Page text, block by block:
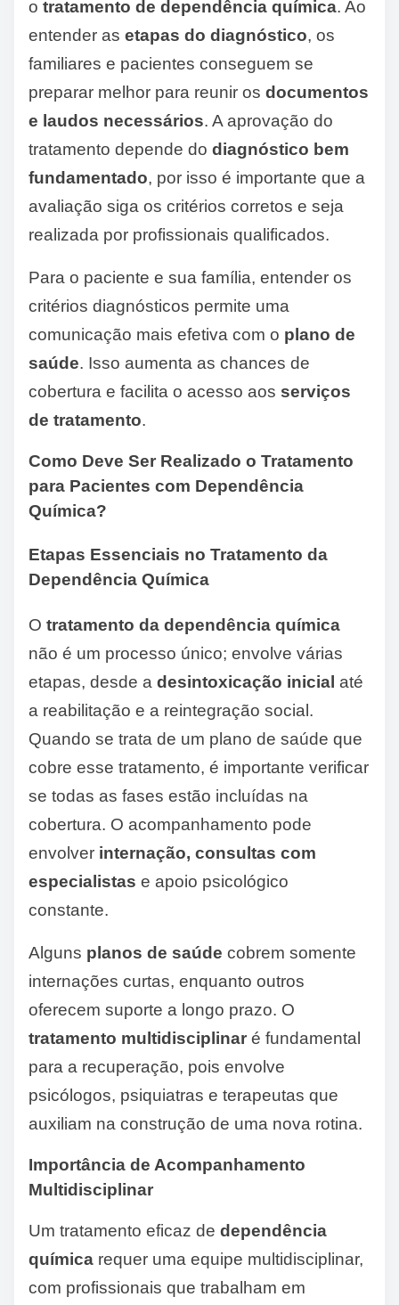
o tratamento de dependência química. Ao
entender as etapas do diagnóstico, os
familiares e pacientes conseguem se
preparar melhor para reunir os documentos
e laudos necessários. A aprovação do
tratamento depende do diagnóstico bem
fundamentado, por isso é importante que a
avaliação siga os critérios corretos e seja
realizada por profissionais qualificados.
Para o paciente e sua família, entender os
critérios diagnósticos permite uma
comunicação mais efetiva com o plano de
saúde. Isso aumenta as chances de
cobertura e facilita o acesso aos serviços
de tratamento.
Como Deve Ser Realizado o Tratamento
para Pacientes com Dependência
Química?
Etapas Essenciais no Tratamento da
Dependência Química
O tratamento da dependência química
não é um processo único; envolve várias
etapas, desde a desintoxicação inicial até
a reabilitação e a reintegração social.
Quando se trata de um plano de saúde que
cobre esse tratamento, é importante verificar
se todas as fases estão incluídas na
cobertura. O acompanhamento pode
envolver internação, consultas com
especialistas e apoio psicológico
constante.
Alguns planos de saúde cobrem somente
internações curtas, enquanto outros
oferecem suporte a longo prazo. O
tratamento multidisciplinar é fundamental
para a recuperação, pois envolve
psicólogos, psiquiatras e terapeutas que
auxiliam na construção de uma nova rotina.
Importância de Acompanhamento
Multidisciplinar
Um tratamento eficaz de dependência
química requer uma equipe multidisciplinar,
com profissionais que trabalham em